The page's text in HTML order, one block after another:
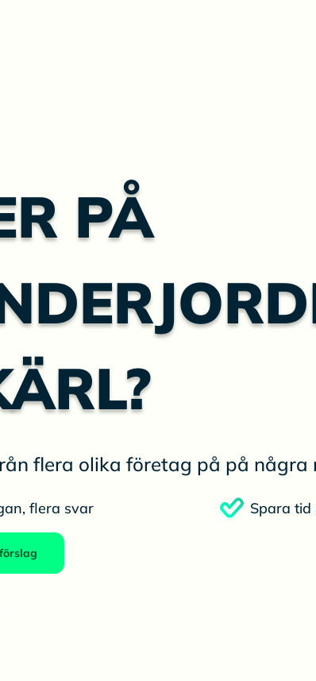
PÅ
flera olika företag på på några
flera svar Spara tid